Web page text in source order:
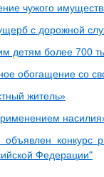
чужого
с дорожной
детям более 700
обогащение со
житель»
конкурс
Федерации"